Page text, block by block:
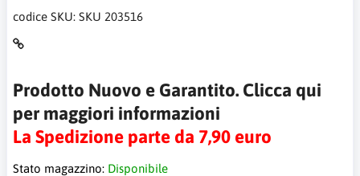
codice SKU: SKU 203516
Prodotto Nuovo e Garantito. Clicca qui
per maggiori informazioni
La Spedizione parte da 7,90 euro
Stato magazzino: Disponibile